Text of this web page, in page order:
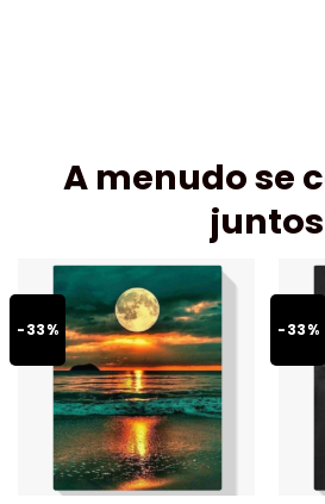
A menudo se
juntos
-33% -33%